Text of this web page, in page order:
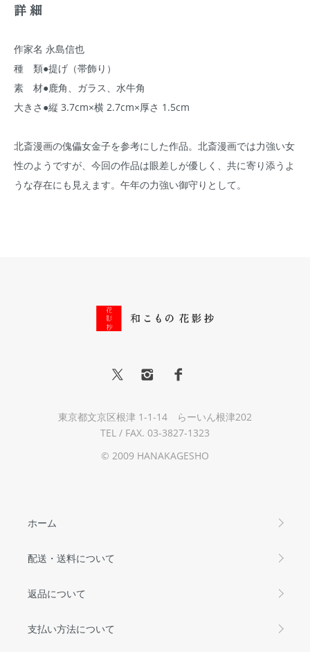
詳細
作家名 永島信也
種 類●提げ（帯飾り）
素 材●鹿角、ガラス、水牛角
大きさ●縦 3.7cm×横 2.7cm×厚さ 1.5cm
北斎漫画の傀儡女金子を参考にした作品。北斎漫画では力強い女
性のようですが、今回の作品は眼差しが優しく、共に寄り添うよ
うな存在にも見えます。午年の力強い御守りとして。
東京都文京区根津 1-1-14 らーいん根津202
TEL / FAX. 03-3827-1323
© 2009 HANAKAGESHO
ホーム
配送・送料について
返品について
支払い方法について